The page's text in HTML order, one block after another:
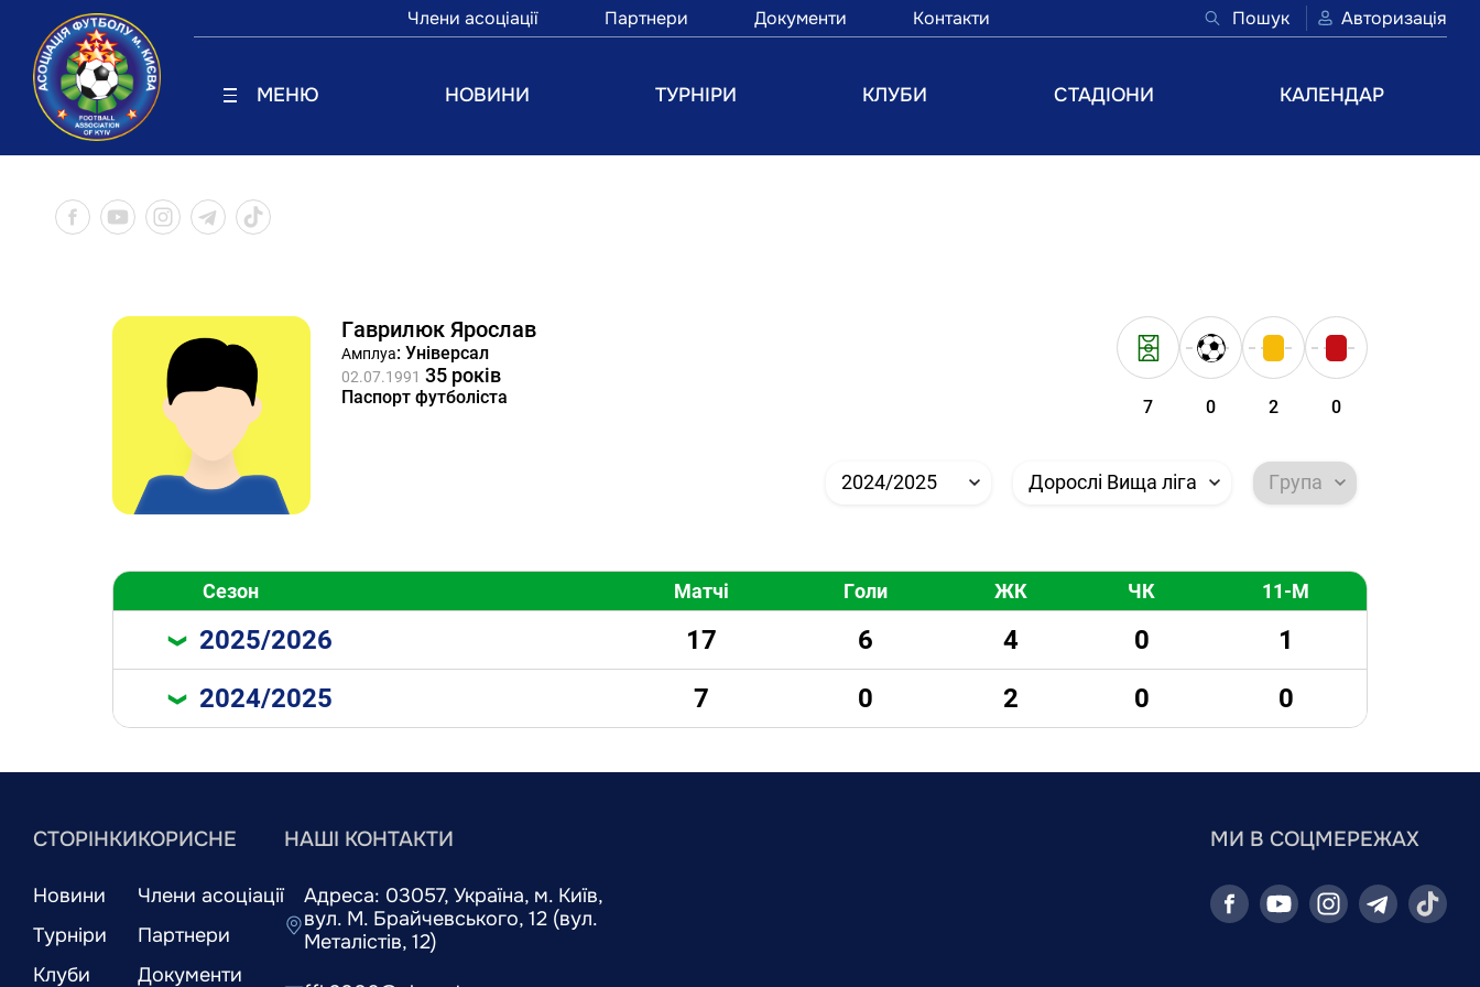
Члени асоціації Партнери Документи Контакти Пошук Авторизація
МЕНЮ НОВИНИ ТУРНІРИ КЛУБИ СТАДІОНИ КАЛЕНДАР
Гаврилюк Ярослав
Амплуа: Універсал
02.07.1991 35 років
Паспорт футболіста 7 0 2 0
2024/2025 Дорослі Вища ліга Група
Сезон Матчі Голи ЖК ЧК 11-М
2025/2026 17 6 4 0
1
2024/2025
7 0 2 0 0
СТОРІНКИ
Новини
Турніри
Клуби
КОРИСНЕ
Члени асоціації
Партнери
Документи
НАШІ КОНТАКТИ
Адреса: 03057, Україна, м. Київ,
вул. М. Брайчевського, 12 (вул.
Металістів, 12)
МИ В СОЦМЕРЕЖАХ